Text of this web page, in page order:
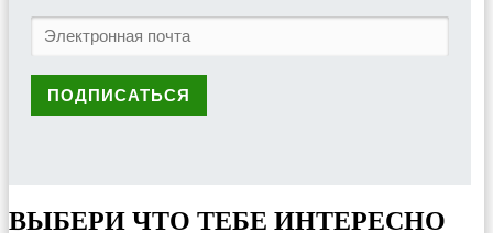
ВЫБЕРИ ЧТО ТЕБЕ ИНТЕРЕСНО